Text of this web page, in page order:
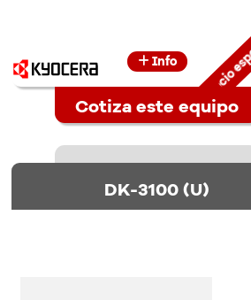
InfoPrecio
Cotiza este equipo
DK-3100 (U)